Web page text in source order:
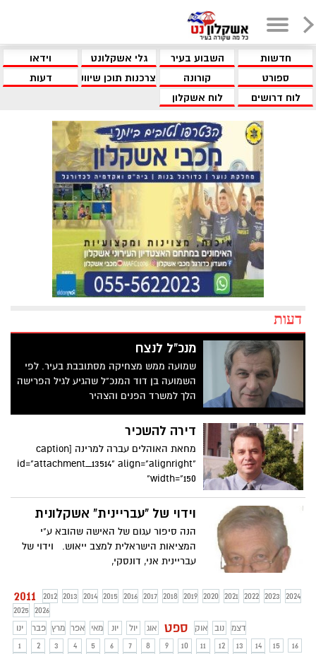
חדשות השבוע בעיר גלי אשקלונט
וידאו
ספורט
קורונה צרכנות תוכן שיווקי
דעות
לוח דרושים
לוח אשקלון
דעות
מנכ"ל לנצח
שמועה ממש מצחיקה מסתובבת בעיר. לפי
השמועה בן דוד המנכ"ל שהגיע לגיל הפרישה
הלך למשרד הפנים והצהיר
דירה להשכיר
מחאת האוהלים עברה למרינה [caption
id="attachment_13514" align="alignright"
width="150"
וידוי של "עבריינית" אשקלונית
הנה סיפור עגום של האישה שהובא ע"י
המציאות הישראלית למצב ייאוש. וידוי של
עבריינית אני, דונסקי,
2011 2012 2013 2014 2015 2016 2017 2018 2019 2020 2021 2022 2023
2024
2025
2026
ינו
פבר מרץ אפר מאי יונ יול אוג ספט אוק נוב
דצמ
1
2 3 4 5 6 7 8 9 10 11 12 13 14 15
16